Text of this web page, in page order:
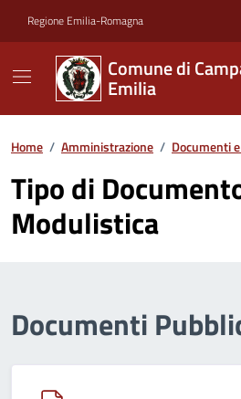
Regione Emilia-Romagna
Comune di
Emilia
Home / Amministrazione / Documenti
Tipo di
Modulistica
Documenti